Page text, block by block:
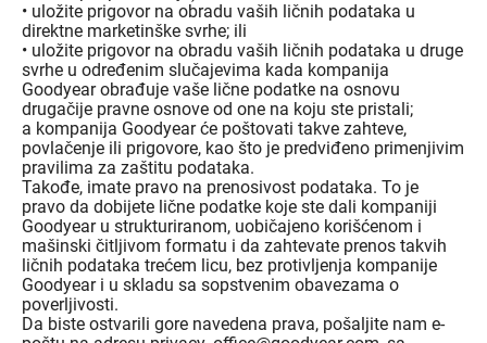
• uložite prigovor na obradu vaših ličnih podataka u
direktne marketinške svrhe; ili
• uložite prigovor na obradu vaših ličnih podataka u druge
svrhe u određenim slučajevima kada kompanija
Goodyear obrađuje vaše lične podatke na osnovu
drugačije pravne osnove od one na koju ste pristali;
a kompanija Goodyear će poštovati takve zahteve,
povlačenje ili prigovore, kao što je predviđeno primenjivim
pravilima za zaštitu podataka.
Takođe, imate pravo na prenosivost podataka. To je
pravo da dobijete lične podatke koje ste dali kompaniji
Goodyear u strukturiranom, uobičajeno korišćenom i
mašinski čitljivom formatu i da zahtevate prenos takvih
ličnih podataka trećem licu, bez protivljenja kompanije
Goodyear i u skladu sa sopstvenim obavezama o
poverljivosti.
Da biste ostvarili gore navedena prava, pošaljite nam e-